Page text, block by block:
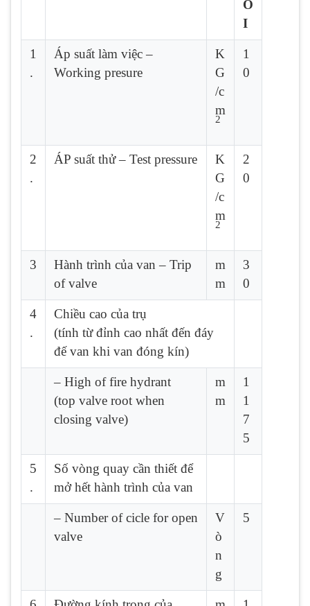
Ổ
I
1
.
Áp suất làm việc –
Working presure
K
G
/c
m
2
1
0
2
.
ÁP suất thử – Test pressure
K
G
/c
m
2
2
0
3
Hành trình của van – Trip
of valve
m
m
3
0
4
.
Chiều cao của trụ
(tính từ đỉnh cao nhất đến đáy
đế van khi van đóng kín)
– High of fire hydrant
(top valve root when
closing valve)
m
m
1
1
7
5
5
.
Số vòng quay cần thiết để
mở hết hành trình của van
– Number of cicle for open
valve
V
ò
n
g
5